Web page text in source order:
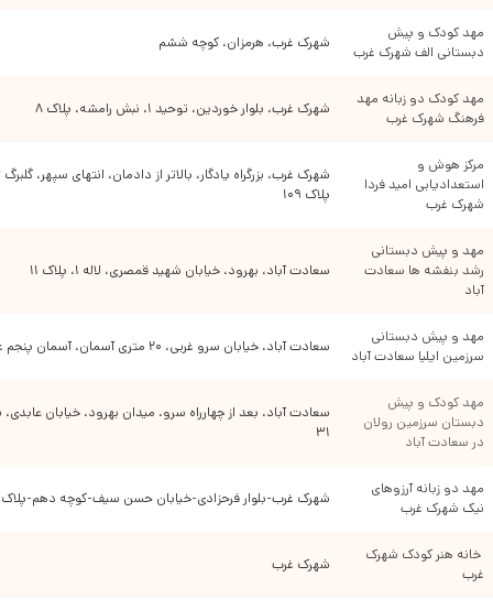
مهد کودک و پیش
دبستانی الف شهرک غرب
شهرک غرب، هرمزان، کوچه ششم
مهد کودک دو زبانه مهد
فرهنگ شهرک غرب
شهرک غرب، بلوار خوردین، توحید ۱، نبش رامشه، پلاک ۸
مرکز هوش و
استعدادیابی امید فردا
شهرک غرب
پلاک ۱۰۹
مهد و پیش دبستانی
رشد بنفشه ها سعادت
آباد
سعادت آباد، بهرود، خیابان شهید قمصری، لاله ۱، پلاک ۱۱
مهد و پیش دبستانی
سرزمین ایلیا سعادت آباد
سعادت آباد، خیابان سرو غربی، ۲۰ متری آسمان، آسمان پنجم غربی، پلاک ۲۴
مهد کودک و پیش
دبستان سرزمین رولان
در سعادت آباد
۳۱
مهد دو زبانه آرزوهای
نیک شهرک غرب
شهرک غرب-بلوار فرحزادی-خیابان حسن سیف-کوچه دهم-پلاک
خانه هنر کودک شهرک
غرب
شهرک غرب